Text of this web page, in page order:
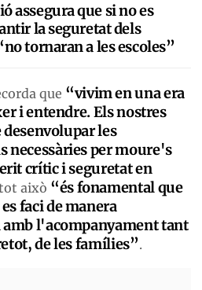
assegura que si no es
la seguretat dels
tornaran a les escoles”
que “vivim en una era
i entendre. Els nostres
les
necessàries per moure's
crític i seguretat en
això “és fonamental que
faci de manera
amb l'acompanyament tant
de les famílies”.